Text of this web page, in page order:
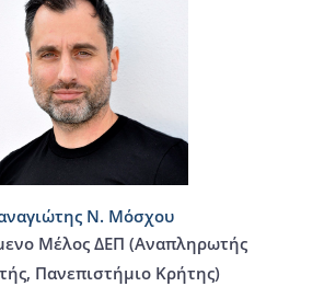
Ν. Μόσχου
Μέλος ΔΕΠ (Αναπληρωτής
Πανεπιστήμιο Κρήτης)